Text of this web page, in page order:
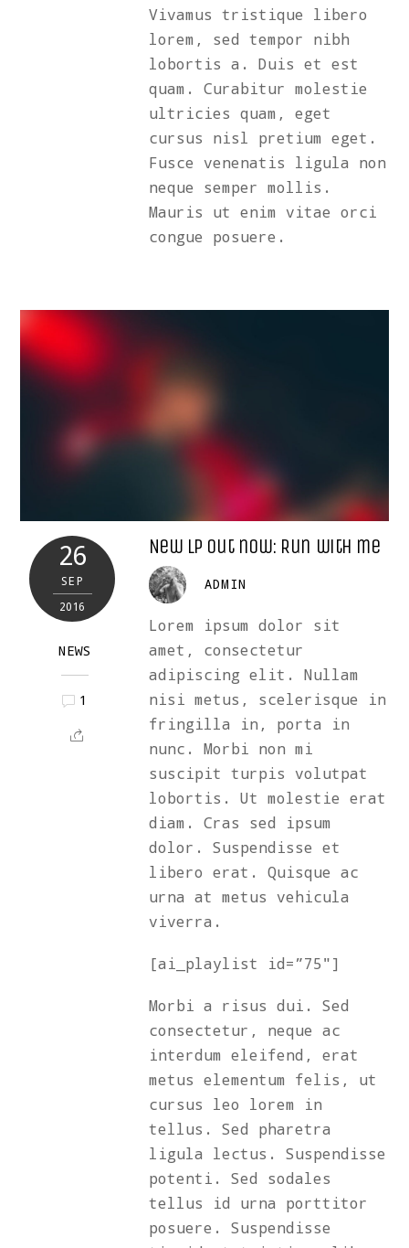
Vivamus tristique libero
lorem, sed tempor nibh
lobortis a. Duis et est
quam. Curabitur molestie
ultricies quam, eget
cursus nisl pretium eget.
Fusce venenatis ligula non
neque semper mollis.
Mauris ut enim vitae orci
congue posuere.
26
SEP
2016
NEWS
1
New LP out now: Run with me
ADMIN
Lorem ipsum dolor sit
amet, consectetur
adipiscing elit. Nullam
nisi metus, scelerisque in
fringilla in, porta in
nunc. Morbi non mi
suscipit turpis volutpat
lobortis. Ut molestie erat
diam. Cras sed ipsum
dolor. Suspendisse et
libero erat. Quisque ac
urna at metus vehicula
viverra.
[ai_playlist id=”75″]
Morbi a risus dui. Sed
consectetur, neque ac
interdum eleifend, erat
metus elementum felis, ut
cursus leo lorem in
tellus. Sed pharetra
ligula lectus. Suspendisse
potenti. Sed sodales
tellus id urna porttitor
posuere. Suspendisse